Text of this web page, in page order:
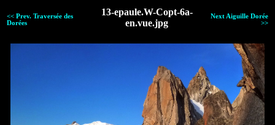
<< Prev. Traversée des
Dorées
13-epaule.W-Copt-6a-
en.vue.jpg
Next Aiguille Dorée
>>